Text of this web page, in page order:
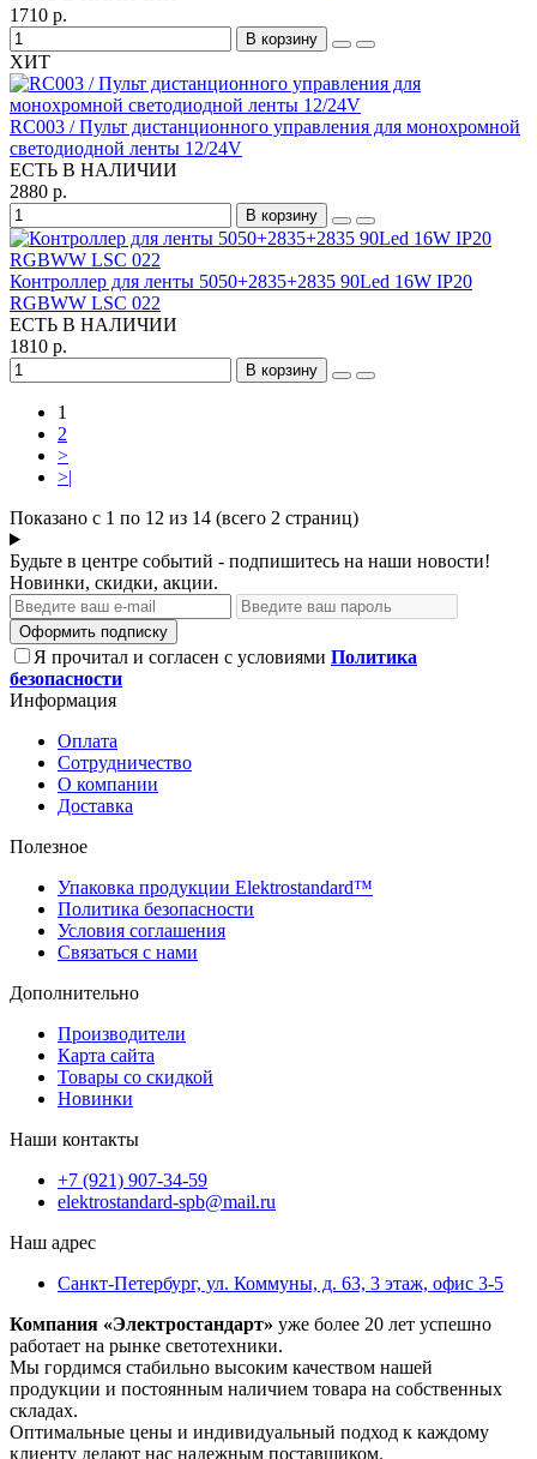
1710 р.
В корзину
ХИТ
RC003 / Пульт дистанционного управления для монохромной
светодиодной ленты 12/24V
ЕСТЬ В НАЛИЧИИ
2880 р.
В корзину
Контроллер для ленты 5050+2835+2835 90Led 16W IP20
RGBWW LSC 022
ЕСТЬ В НАЛИЧИИ
1810 р.
В корзину
1
2
>
>|
Показано с 1 по 12 из 14 (всего 2 страниц)
Будьте в центре событий - подпишитесь на наши новости!
Новинки, скидки, акции.
Оформить подписку
Я прочитал и согласен с условиями Политика
безопасности
Информация
Оплата
Сотрудничество
О компании
Доставка
Полезное
Упаковка продукции Elektrostandard™
Политика безопасности
Условия соглашения
Связаться с нами
Дополнительно
Производители
Карта сайта
Товары со скидкой
Новинки
Наши контакты
+7 (921) 907-34-59
elektrostandard-spb@mail.ru
Наш адрес
Санкт-Петербург, ул. Коммуны, д. 63, 3 этаж, офис 3-5
Компания «Электростандарт» уже более 20 лет успешно
работает на рынке светотехники.
Мы гордимся стабильно высоким качеством нашей
продукции и постоянным наличием товара на собственных
складах.
Оптимальные цены и индивидуальный подход к каждому
клиенту делают нас надежным поставщиком.